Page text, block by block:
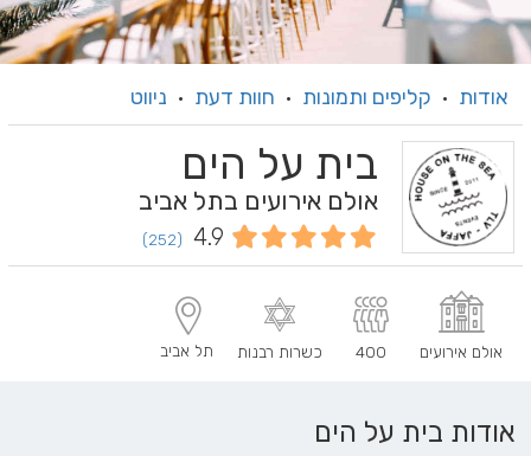
אודות · קליפים ותמונות · חוות דעת · ניווט
בית על הים
אולם אירועים בתל אביב
4.9
(252)
אולם אירועים 400 כשרות רבנות תל אביב
אודות בית על הים